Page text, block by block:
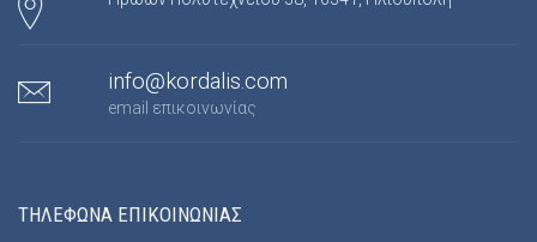
info@kordalis.com
email επικοινωνίας
ΤΗΛΕΦΩΝΑ ΕΠΙΚΟΙΝΩΝΙΑΣ